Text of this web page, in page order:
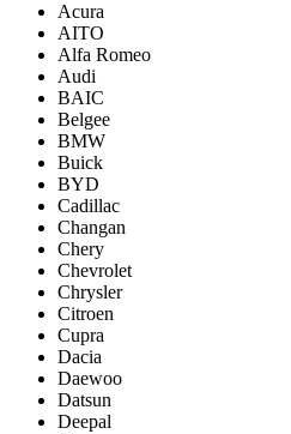
Acura
AITO
Alfa Romeo
Audi
BAIC
Belgee
BMW
Buick
BYD
Cadillac
Changan
Chery
Chevrolet
Chrysler
Citroen
Cupra
Dacia
Daewoo
Datsun
Deepal